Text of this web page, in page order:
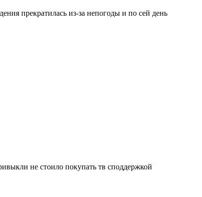
прекратилась из-за непогоды и по сей день
не стоило покупать тв споддержкой